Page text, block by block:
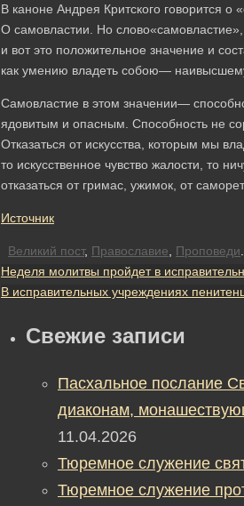
В каноне Андрея Критского говорится о
О самовластии. Но
и вот это положительное значение и
как умению владеть собою—
Самовластие в этом значении—
ядовитым и опасным. Способность не
Отказаться от искусства, которым мы
то искусственное чувство жалости, то
отказаться от гримас, ужимок, от
Источник
Великий пост, Православие Проповеди
Неделя молитвы пройдет в
В исправительных учреждениях
Свежие записи
Пасхальное послание
диаконам,
11.04.2026
Тюремное служение
Тюремное служение